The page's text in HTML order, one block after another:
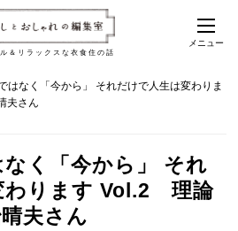
＆リラックスな衣食住の話
メニュー
はなく「今から」 それだけで人生は変わりま
夫さん
なく「今から」 それ
わります Vol.2 理論
夫さん